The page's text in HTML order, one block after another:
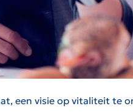
een visie op vitaliteit te